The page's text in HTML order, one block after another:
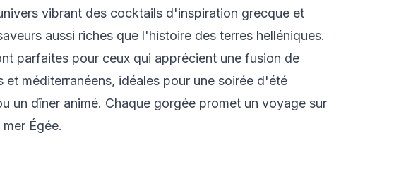
vibrant des cocktails d'inspiration grecque et
aussi riches que l'histoire des terres helléniques.
parfaites pour ceux qui apprécient une fusion de
et méditerranéens, idéales pour une soirée d'été
un dîner animé. Chaque gorgée promet un voyage sur
Égée.